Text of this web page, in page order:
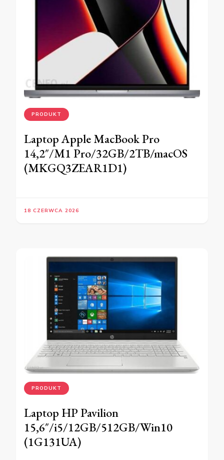
PRODUKT
Laptop Apple MacBook Pro
14,2″/M1 Pro/32GB/2TB/macOS
(MKGQ3ZEAR1D1)
18 CZERWCA 2026
PRODUKT
Laptop HP Pavilion
15,6″/i5/12GB/512GB/Win10
(1G131UA)